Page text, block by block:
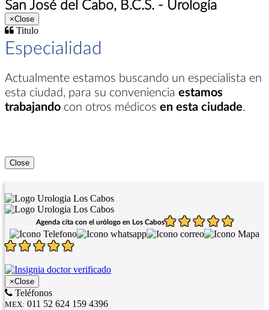
San José del Cabo, B.C.S. - Urología
×Close
Titulo
Especialidad
Actualmente estamos buscando un especialista en
esta ciudad, para su conveniencia estamos
trabajando con otros médicos en esta ciudade.
Close
Agenda cita con el urólogo en Los Cabos
×Close
Teléfonos
MEX: 011 52 624 159 4396